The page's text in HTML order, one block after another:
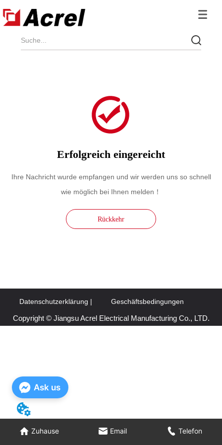
Erfolgreich eingereicht
Ihre Nachricht wurde empfangen und wir werden uns so schnell
wie möglich bei Ihnen melden！
Rückkehr
Zuhause Email Telefon
Zuhause Email Telefon
Datenschutzerklärung | Geschäftsbedingungen
Copyright © Jiangsu Acrel Electrical Manufacturing Co., LTD.
Ask us